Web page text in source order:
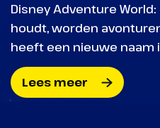
Disney Adventure
houdt, worden
heeft een nieuwe naam
Lees meer